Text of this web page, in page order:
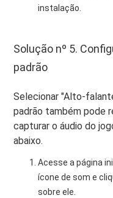
instalação.
Solução nº 5.
padrão
Selecionar "Alto-
padrão também pode
capturar o áudio do
abaixo.
Acesse a página
ícone de som e
sobre ele.